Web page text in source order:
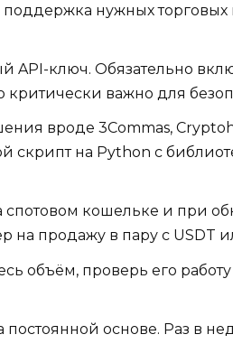
нужных торговых
API-ключ. Обязательно
критически важно для
вроде 3Commas,
скрипт на Python с
спотовом кошельке и при
на продажу в пару с USDT
объём, проверь его
постоянной основе. Раз в